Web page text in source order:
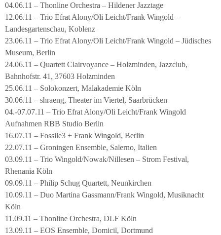
04.06.11 – Thonline Orchestra – Hildener Jazztage
12.06.11 – Trio Efrat Alony/Oli Leicht/Frank Wingold –
Landesgartenschau, Koblenz
23.06.11 – Trio Efrat Alony/Oli Leicht/Frank Wingold – Jüdisches
Museum, Berlin
24.06.11 – Quartett Clairvoyance – Holzminden, Jazzclub,
Bahnhofstr. 41, 37603 Holzminden
25.06.11 – Solokonzert, Malakademie Köln
30.06.11 – shraeng, Theater im Viertel, Saarbrücken
04.-07.07.11 – Trio Efrat Alony/Oli Leicht/Frank Wingold
Aufnahmen RBB Studio Berlin
16.07.11 – Fossile3 + Frank Wingold, Berlin
22.07.11 – Groningen Ensemble, Salerno, Italien
03.09.11 – Trio Wingold/Nowak/Nillesen – Strom Festival,
Rhenania Köln
09.09.11 – Philip Schug Quartett, Neunkirchen
10.09.11 – Duo Martina Gassmann/Frank Wingold, Musiknacht
Köln
11.09.11 – Thonline Orchestra, DLF Köln
13.09.11 – EOS Ensemble, Domicil, Dortmund